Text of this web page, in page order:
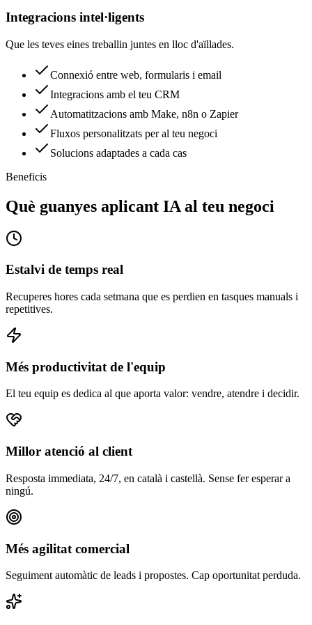
Integracions intel·ligents
Que les teves eines treballin juntes en lloc d'aïllades.
Connexió entre web, formularis i email
Integracions amb el teu CRM
Automatitzacions amb Make, n8n o Zapier
Fluxos personalitzats per al teu negoci
Solucions adaptades a cada cas
Beneficis
Què guanyes aplicant IA al teu negoci
Estalvi de temps real
Recuperes hores cada setmana que es perdien en tasques manuals i
repetitives.
Més productivitat de l'equip
El teu equip es dedica al que aporta valor: vendre, atendre i decidir.
Millor atenció al client
Resposta immediata, 24/7, en català i castellà. Sense fer esperar a
ningú.
Més agilitat comercial
Seguiment automàtic de leads i propostes. Cap oportunitat perduda.